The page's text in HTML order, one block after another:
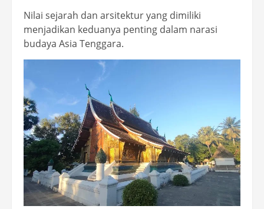
Nilai sejarah dan arsitektur yang dimiliki
menjadikan keduanya penting dalam narasi
budaya Asia Tenggara.